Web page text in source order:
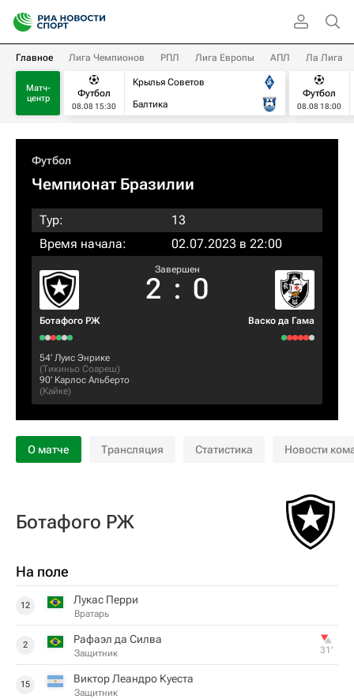
Главное Лига Чемпионов РПЛ Лига Европы АПЛ Ла Лига
Матч-
центр
Футбол
08.08 15:30
Крылья Советов
Балтика
Футбол
08.08 18:00
Футбол
Чемпионат Бразилии
Тур:
13
Время начала:
02.07.2023 в 22:00
Ботафого РЖ
Завершен
2 : 0
Васко да Гама
54‎’‎ Луис Энрике
(Тикиньо Соареш)
90‎’‎ Карлос Альберто
(Кайке)
О матче Трансляция Статистика Новости
Ботафого РЖ
На поле
12 Лукас Перри
Вратарь
2 Рафаэл да Силва
Защитник 31‎’‎
15 Виктор Леандро Куеста
Защитник